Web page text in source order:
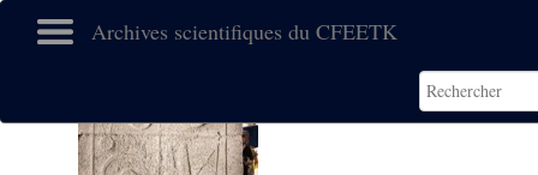
Archives scientifiques du CFEETK